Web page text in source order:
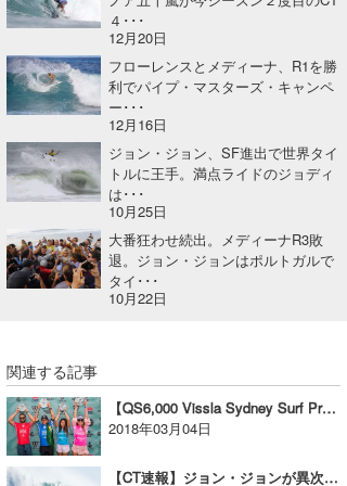
４･･･
12月20日
フローレンスとメディーナ、R1を勝
利でパイプ・マスターズ・キャンペ
ー･･･
12月16日
ジョン・ジョン、SF進出で世界タイ
トルに王手。満点ライドのジョディ
は･･･
10月25日
大番狂わせ続出。メディーナR3敗
退。ジョン・ジョンはポルトガルで
タイ･･･
10月22日
関連する記事
【QS6,000 Vissla Sydney Surf Pro速報】デビッド・シルバ、ニッキ・ヴェン・ダイクが優勝！
2018年03月04日
【CT速報】ジョン・ジョンが異次元のレイバックで勝ち進み閉幕。Drug Aware Margaret River Pro